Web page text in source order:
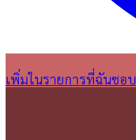
เพิ่มในรายการที่ฉันชอบ